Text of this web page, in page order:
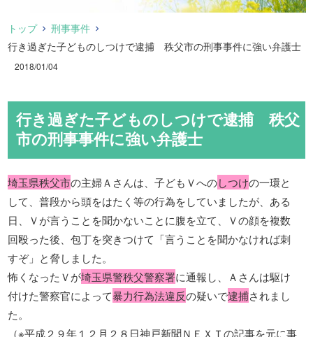
トップ
刑事事件
行き過ぎた子どものしつけで逮捕 秩父市の刑事事件に強い弁護士
2018/01/04
行き過ぎた子どものしつけで逮捕 秩父
市の刑事事件に強い弁護士
埼玉県秩父市の主婦Ａさんは、子どもＶへのしつけの一環と
して、普段から頭をはたく等の行為をしていましたが、ある
日、Ｖが言うことを聞かないことに腹を立て、Ｖの顔を複数
回殴った後、包丁を突きつけて「言うことを聞かなければ刺
すぞ」と脅しました。
怖くなったＶが埼玉県警秩父警察署に通報し、Ａさんは駆け
付けた警察官によって暴力行為法違反の疑いで逮捕されまし
た。
（※平成２９年１２月２８日神戸新聞ＮＥＸＴの記事を元に事